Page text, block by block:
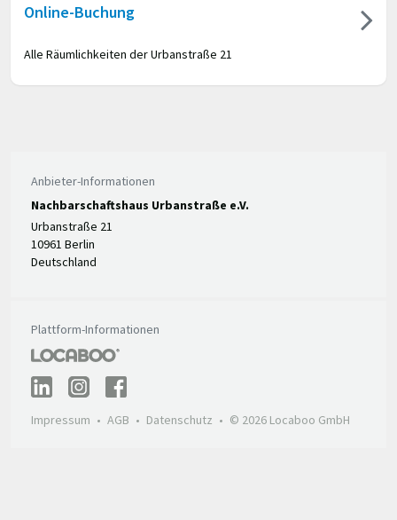
Online-Buchung
Alle Räumlichkeiten der Urbanstraße 21
Anbieter-Informationen
Nachbarschaftshaus Urbanstraße e.V.
Urbanstraße 21
10961 Berlin
Deutschland
Plattform-Informationen
Impressum AGB Datenschutz © 2026 Locaboo GmbH